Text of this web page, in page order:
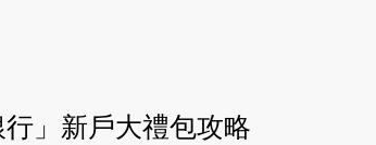
行」新戶大禮包攻略